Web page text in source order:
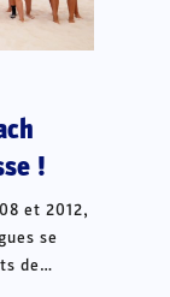
!
et 2012,
se
de